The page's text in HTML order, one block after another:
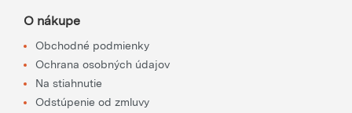
O nákupe
Obchodné podmienky
Ochrana osobných údajov
Na stiahnutie
Odstúpenie od zmluvy